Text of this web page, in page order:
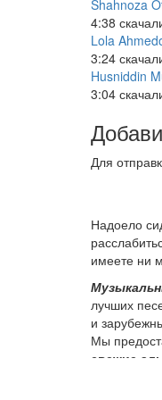
Shahnoza
4:38
Lola
3:24
Husniddin
3:04
Для
Надоело
имеете ни
лучших
и
Мы
свежие